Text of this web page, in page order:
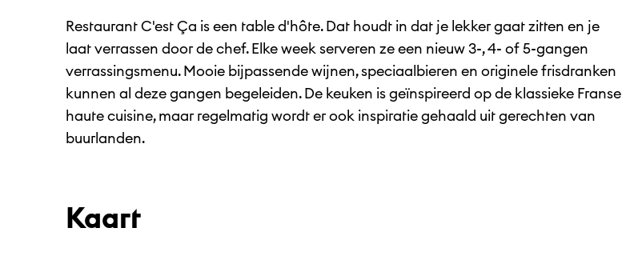
Restaurant C'est Ça is een table d'hôte. Dat houdt in dat je lekker gaat zitten en je
laat verrassen door de chef. Elke week serveren ze een nieuw 3-, 4- of 5-gangen
verrassingsmenu. Mooie bijpassende wijnen, speciaalbieren en originele frisdranken
kunnen al deze gangen begeleiden. De keuken is geïnspireerd op de klassieke Franse
haute cuisine, maar regelmatig wordt er ook inspiratie gehaald uit gerechten van
buurlanden.
Kaart